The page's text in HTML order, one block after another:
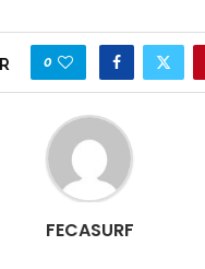
0
FECASURF